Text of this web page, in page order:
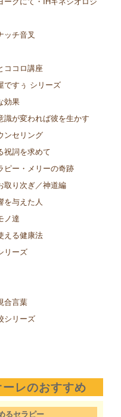
ッチ音叉
ココロ講座
ですぅ シリーズ
効果
識が変われば彼を生かす
ンセリング
祝詞を求めて
ピー・メリーの奇跡
取り次ぎ／神道編
を与えた人
ノ達
える健康法
リーズ
合言葉
シリーズ
ーレのおすすめ
るセラピー